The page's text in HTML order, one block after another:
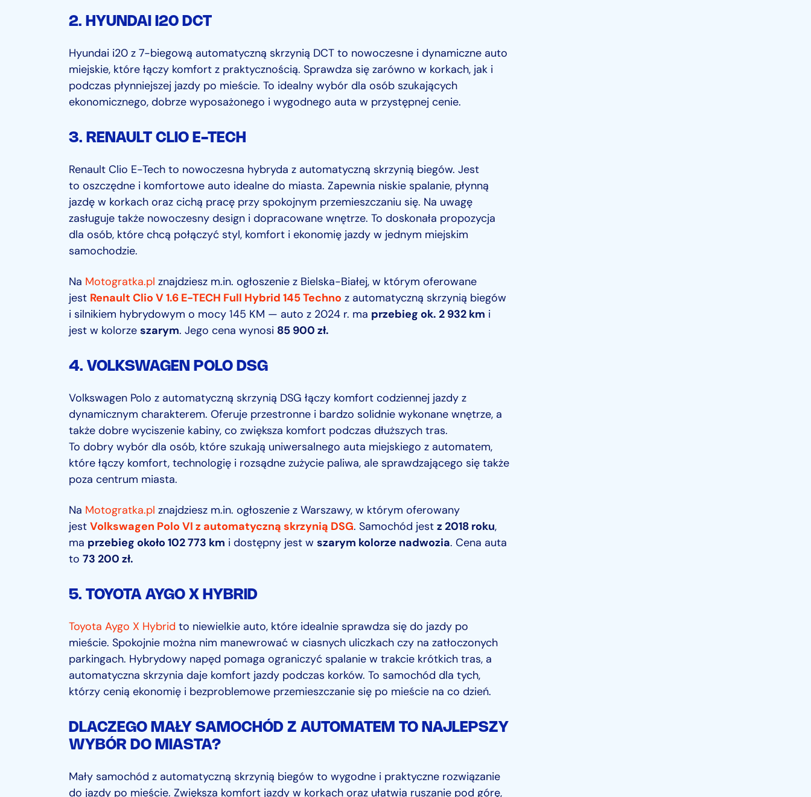
2. HYUNDAI I20 DCT
Hyundai i20 z 7-biegową automatyczną skrzynią DCT to nowoczesne i dynamiczne auto
miejskie, które łączy komfort z praktycznością. Sprawdza się zarówno w korkach, jak i
podczas płynniejszej jazdy po mieście. To idealny wybór dla osób szukających
ekonomicznego, dobrze wyposażonego i wygodnego auta w przystępnej cenie.
3. RENAULT CLIO E-TECH
Renault Clio E-Tech to nowoczesna hybryda z automatyczną skrzynią biegów. Jest
to oszczędne i komfortowe auto idealne do miasta. Zapewnia niskie spalanie, płynną
jazdę w korkach oraz cichą pracę przy spokojnym przemieszczaniu się. Na uwagę
zasługuje także nowoczesny design i dopracowane wnętrze. To doskonała propozycja
dla osób, które chcą połączyć styl, komfort i ekonomię jazdy w jednym miejskim
samochodzie.
Na Motogratka.pl znajdziesz m.in. ogłoszenie z Bielska-Białej, w którym oferowane
jest Renault Clio V 1.6 E-TECH Full Hybrid 145 Techno z automatyczną skrzynią biegów
i silnikiem hybrydowym o mocy 145 KM — auto z 2024 r. ma przebieg ok. 2 932 km i
jest w kolorze szarym. Jego cena wynosi 85 900 zł.
4. VOLKSWAGEN POLO DSG
Volkswagen Polo z automatyczną skrzynią DSG łączy komfort codziennej jazdy z
dynamicznym charakterem. Oferuje przestronne i bardzo solidnie wykonane wnętrze, a
także dobre wyciszenie kabiny, co zwiększa komfort podczas dłuższych tras.
To dobry wybór dla osób, które szukają uniwersalnego auta miejskiego z automatem,
które łączy komfort, technologię i rozsądne zużycie paliwa, ale sprawdzającego się także
poza centrum miasta.
Na Motogratka.pl znajdziesz m.in. ogłoszenie z Warszawy, w którym oferowany
jest Volkswagen Polo VI z automatyczną skrzynią DSG. Samochód jest z 2018 roku,
ma przebieg około 102 773 km i dostępny jest w szarym kolorze nadwozia. Cena auta
to 73 200 zł.
5. TOYOTA AYGO X HYBRID
Toyota Aygo X Hybrid to niewielkie auto, które idealnie sprawdza się do jazdy po
mieście. Spokojnie można nim manewrować w ciasnych uliczkach czy na zatłoczonych
parkingach. Hybrydowy napęd pomaga ograniczyć spalanie w trakcie krótkich tras, a
automatyczna skrzynia daje komfort jazdy podczas korków. To samochód dla tych,
którzy cenią ekonomię i bezproblemowe przemieszczanie się po mieście na co dzień.
DLACZEGO MAŁY SAMOCHÓD Z AUTOMATEM TO NAJLEPSZY
WYBÓR DO MIASTA?
Mały samochód z automatyczną skrzynią biegów to wygodne i praktyczne rozwiązanie
do jazdy po mieście. Zwiększa komfort jazdy w korkach oraz ułatwia ruszanie pod górę,